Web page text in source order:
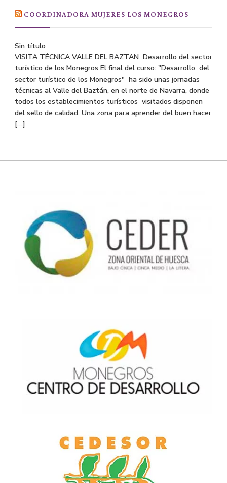
COORDINADORA MUJERES LOS MONEGROS
Sin título
VISITA TÉCNICA VALLE DEL BAZTAN Desarrollo del sector
turístico de los Monegros El final del curso: "Desarrollo del
sector turístico de los Monegros" ha sido unas jornadas
técnicas al Valle del Baztán, en el norte de Navarra, donde
todos los establecimientos turísticos visitados disponen
del sello de calidad. Una zona para aprender del buen hacer
[…]